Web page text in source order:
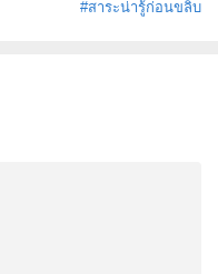
#สาระน่ารู้ก่อนขลิบ